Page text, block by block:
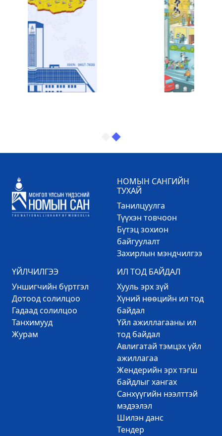
НОМЫН САНГИЙН
ТУХАЙ
Танилцуулга
Түүхэн товчоон
Бүтэц зохион
байгуулалт
Захирлын мэндчилгээ
ҮЙЛЧИЛГЭЭ
Уншигчийн бүртгэл
Дотоод солилцоо
Гадаад солилцоо
Танхимууд
Журам
ИЛ ТОД БАЙДАЛ
Хууль эрх зүй
Хүний нөөцийн ил тод
байдал
Үйл ажиллагааны ил
тод байдал
Авлигатай тэмцэх үйл
ажиллагаа
Жендерийн эрх тэгш
байдлыг хангах
Санхүүгийн нээлттэй
мэдээлэл
Шилэн данс
Тендер